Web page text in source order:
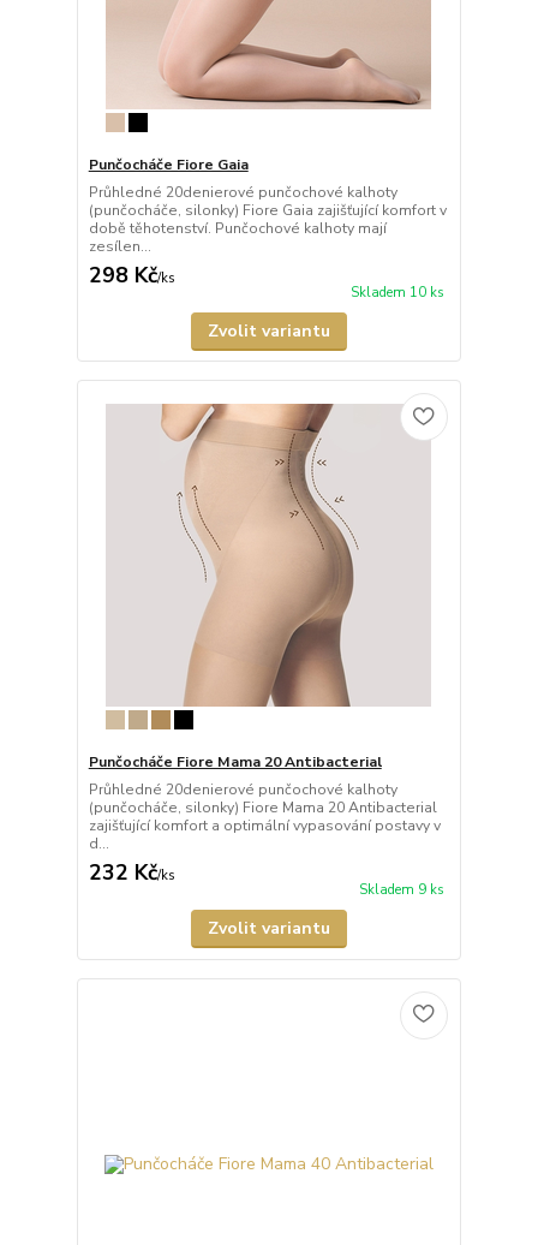
Punčocháče Fiore Gaia
Průhledné 20denierové punčochové kalhoty
(punčocháče, silonky) Fiore Gaia zajišťující komfort v
době těhotenství. Punčochové kalhoty mají
zesílen...
298 Kč/ks
Skladem 10 ks
Zvolit variantu
Punčocháče Fiore Mama 20 Antibacterial
Průhledné 20denierové punčochové kalhoty
(punčocháče, silonky) Fiore Mama 20 Antibacterial
zajišťující komfort a optimální vypasování postavy v
d...
232 Kč/ks
Skladem 9 ks
Zvolit variantu